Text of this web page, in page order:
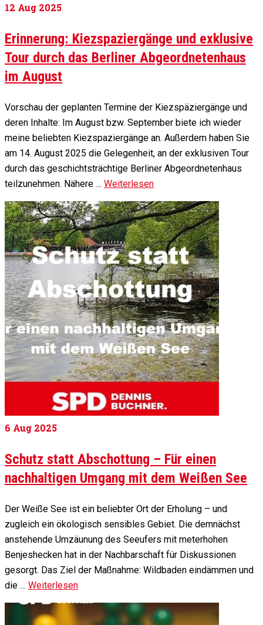
12 Aug 2025
Erinnerung: Kiezspaziergänge und exklusive
Tour durch das Berliner Abgeordnetenhaus
im August
Vorschau der geplanten Termine der Kiezspäziergänge und
deren Inhalte: Im August bzw. September biete ich wieder
meine beliebten Kiezspaziergänge an. Außerdem haben Sie
am 14. August 2025 die Gelegenheit, an der exklusiven Tour
durch das geschichtsträchtige Berliner Abgeordnetenhaus
teilzunehmen. Nähere … Weiterlesen
6 Aug 2025
Schutz statt Abschottung – Für einen
nachhaltigen Umgang mit dem Weißen See
Der Weiße See ist ein beliebter Ort der Erholung – und
zugleich ein ökologisch sensibles Gebiet. Die demnächst
anstehende Umzäunung des Seeufers mit meterhohen
Benjeshecken hat in der Nachbarschaft für Diskussionen
gesorgt. Das Ziel der Maßnahme: Wildbaden eindämmen und
die … Weiterlesen